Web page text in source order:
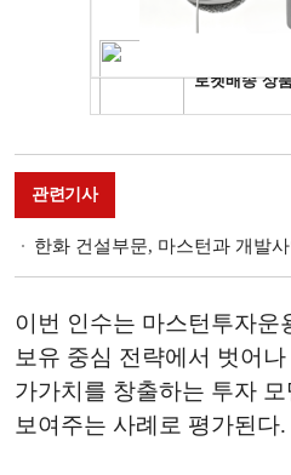
관련기사
한화 건설부문, 마스턴과 개발
이번 인수는 마스턴투자운
보유 중심 전략에서 벗어
가가치를 창출하는 투자
보여주는 사례로 평가된다.